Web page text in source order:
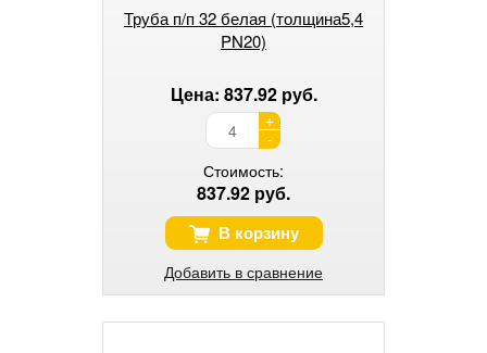
Труба п/п 32 белая (толщина5,4
PN20)
Цена: 837.92 руб.
+
-
Стоимость:
837.92 руб.
В корзину
Добавить в сравнение